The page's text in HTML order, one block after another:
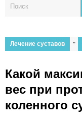
Лечение суставов "
Какой
вес при
коленного